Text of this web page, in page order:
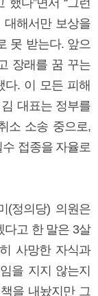
대해서만 보상을
못 받는다. 앞으
장래를 꿈 꾸는
다. 이 모든 피해
대표는 정부를
소 소송 중으로,
접종을 자율로
(정의당) 의원은
다고 한 말은 3살
사망한 자식과
을 지지 않는지
을 내놨지만 그